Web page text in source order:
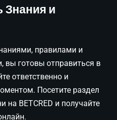
и
правилами и
вы готовы отправиться в
ответственно и
Посетите раздел
на BETCRED и получайте